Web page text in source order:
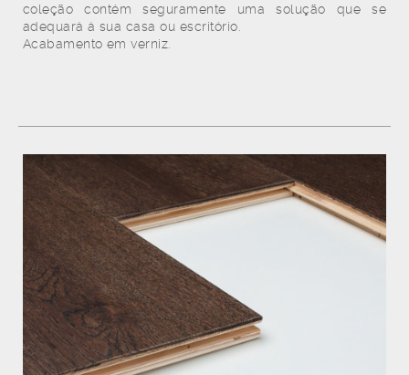
coleção contém seguramente uma solução que se
adequará á sua casa ou escritório.
Acabamento em verniz.